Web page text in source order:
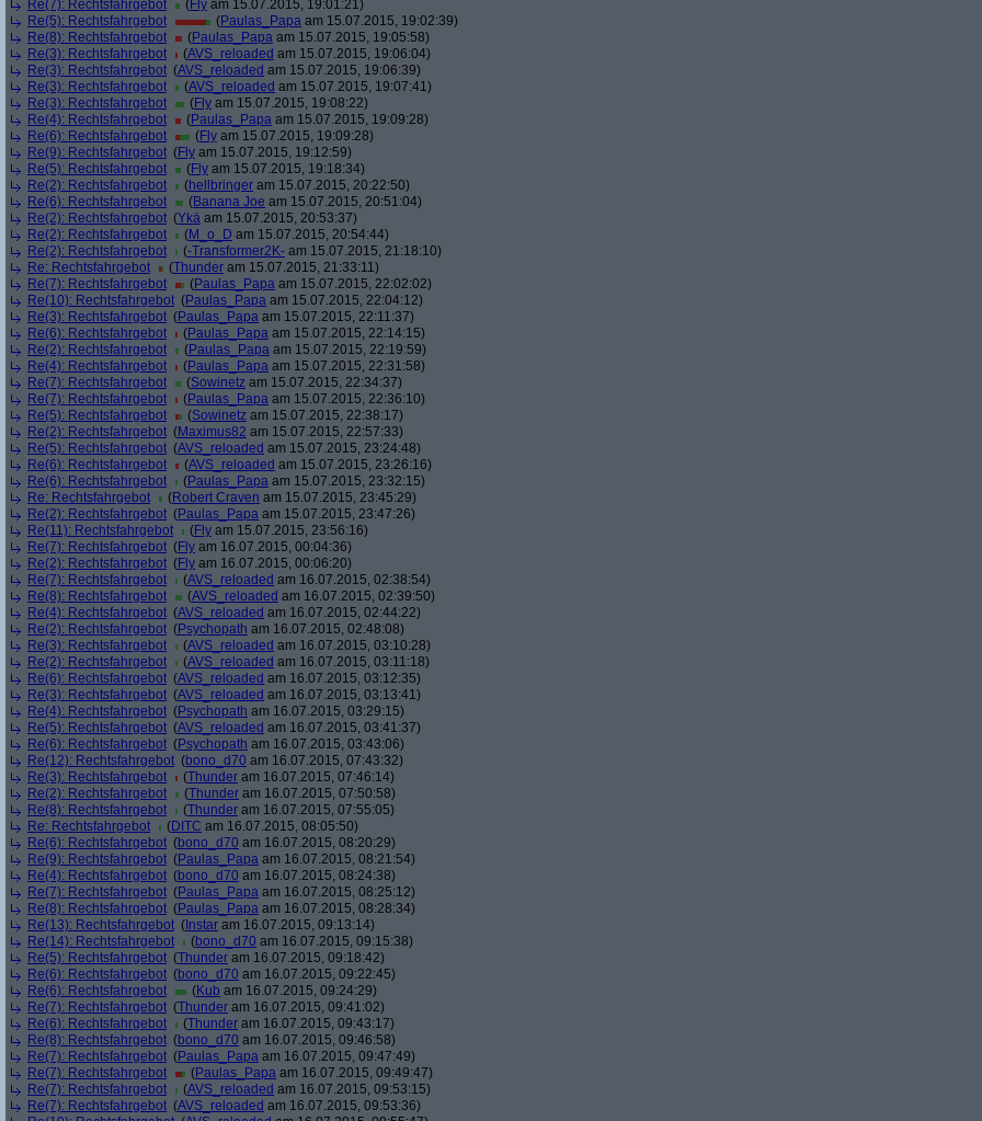
Re(7): Rechtsfahrgebot
(Fly am 15.07.2015, 19:01:21)
Re(5): Rechtsfahrgebot
(Paulas_Papa am 15.07.2015, 19:02:39)
Re(8): Rechtsfahrgebot
(Paulas_Papa am 15.07.2015, 19:05:58)
Re(3): Rechtsfahrgebot
(AVS_reloaded am 15.07.2015, 19:06:04)
Re(3): Rechtsfahrgebot (AVS_reloaded am 15.07.2015, 19:06:39)
Re(3): Rechtsfahrgebot
(AVS_reloaded am 15.07.2015, 19:07:41)
Re(3): Rechtsfahrgebot
(Fly am 15.07.2015, 19:08:22)
Re(4): Rechtsfahrgebot
(Paulas_Papa am 15.07.2015, 19:09:28)
Re(6): Rechtsfahrgebot
(Fly am 15.07.2015, 19:09:28)
Re(9): Rechtsfahrgebot (Fly am 15.07.2015, 19:12:59)
Re(5): Rechtsfahrgebot
(Fly am 15.07.2015, 19:18:34)
Re(2): Rechtsfahrgebot
(hellbringer am 15.07.2015, 20:22:50)
Re(6): Rechtsfahrgebot
(Banana Joe am 15.07.2015, 20:51:04)
Re(2): Rechtsfahrgebot (Ykä am 15.07.2015, 20:53:37)
Re(2): Rechtsfahrgebot
(M_o_D am 15.07.2015, 20:54:44)
Re(2): Rechtsfahrgebot
(-Transformer2K- am 15.07.2015, 21:18:10)
Re: Rechtsfahrgebot
(Thunder am 15.07.2015, 21:33:11)
Re(7): Rechtsfahrgebot
(Paulas_Papa am 15.07.2015, 22:02:02)
Re(10): Rechtsfahrgebot (Paulas_Papa am 15.07.2015, 22:04:12)
Re(3): Rechtsfahrgebot (Paulas_Papa am 15.07.2015, 22:11:37)
Re(6): Rechtsfahrgebot
(Paulas_Papa am 15.07.2015, 22:14:15)
Re(2): Rechtsfahrgebot
(Paulas_Papa am 15.07.2015, 22:19:59)
Re(4): Rechtsfahrgebot
(Paulas_Papa am 15.07.2015, 22:31:58)
Re(7): Rechtsfahrgebot
(Sowinetz am 15.07.2015, 22:34:37)
Re(7): Rechtsfahrgebot
(Paulas_Papa am 15.07.2015, 22:36:10)
Re(5): Rechtsfahrgebot
(Sowinetz am 15.07.2015, 22:38:17)
Re(2): Rechtsfahrgebot (Maximus82 am 15.07.2015, 22:57:33)
Re(5): Rechtsfahrgebot (AVS_reloaded am 15.07.2015, 23:24:48)
Re(6): Rechtsfahrgebot
(AVS_reloaded am 15.07.2015, 23:26:16)
Re(6): Rechtsfahrgebot
(Paulas_Papa am 15.07.2015, 23:32:15)
Re: Rechtsfahrgebot
(Robert Craven am 15.07.2015, 23:45:29)
Re(2): Rechtsfahrgebot (Paulas_Papa am 15.07.2015, 23:47:26)
Re(11): Rechtsfahrgebot
(Fly am 15.07.2015, 23:56:16)
Re(7): Rechtsfahrgebot (Fly am 16.07.2015, 00:04:36)
Re(2): Rechtsfahrgebot (Fly am 16.07.2015, 00:06:20)
Re(7): Rechtsfahrgebot
(AVS_reloaded am 16.07.2015, 02:38:54)
Re(8): Rechtsfahrgebot
(AVS_reloaded am 16.07.2015, 02:39:50)
Re(4): Rechtsfahrgebot (AVS_reloaded am 16.07.2015, 02:44:22)
Re(2): Rechtsfahrgebot (Psychopath am 16.07.2015, 02:48:08)
Re(3): Rechtsfahrgebot
(AVS_reloaded am 16.07.2015, 03:10:28)
Re(2): Rechtsfahrgebot
(AVS_reloaded am 16.07.2015, 03:11:18)
Re(6): Rechtsfahrgebot (AVS_reloaded am 16.07.2015, 03:12:35)
Re(3): Rechtsfahrgebot (AVS_reloaded am 16.07.2015, 03:13:41)
Re(4): Rechtsfahrgebot (Psychopath am 16.07.2015, 03:29:15)
Re(5): Rechtsfahrgebot (AVS_reloaded am 16.07.2015, 03:41:37)
Re(6): Rechtsfahrgebot (Psychopath am 16.07.2015, 03:43:06)
Re(12): Rechtsfahrgebot (bono_d70 am 16.07.2015, 07:43:32)
Re(3): Rechtsfahrgebot
(Thunder am 16.07.2015, 07:46:14)
Re(2): Rechtsfahrgebot
(Thunder am 16.07.2015, 07:50:58)
Re(8): Rechtsfahrgebot
(Thunder am 16.07.2015, 07:55:05)
Re: Rechtsfahrgebot
(DITC am 16.07.2015, 08:05:50)
Re(6): Rechtsfahrgebot (bono_d70 am 16.07.2015, 08:20:29)
Re(9): Rechtsfahrgebot (Paulas_Papa am 16.07.2015, 08:21:54)
Re(4): Rechtsfahrgebot (bono_d70 am 16.07.2015, 08:24:38)
Re(7): Rechtsfahrgebot (Paulas_Papa am 16.07.2015, 08:25:12)
Re(8): Rechtsfahrgebot (Paulas_Papa am 16.07.2015, 08:28:34)
Re(13): Rechtsfahrgebot ( Instar am 16.07.2015, 09:13:14)
Re(14): Rechtsfahrgebot
(bono_d70 am 16.07.2015, 09:15:38)
Re(5): Rechtsfahrgebot (Thunder am 16.07.2015, 09:18:42)
Re(6): Rechtsfahrgebot (bono_d70 am 16.07.2015, 09:22:45)
Re(6): Rechtsfahrgebot
(Kub am 16.07.2015, 09:24:29)
Re(7): Rechtsfahrgebot (Thunder am 16.07.2015, 09:41:02)
Re(6): Rechtsfahrgebot
(Thunder am 16.07.2015, 09:43:17)
Re(8): Rechtsfahrgebot (bono_d70 am 16.07.2015, 09:46:58)
Re(7): Rechtsfahrgebot (Paulas_Papa am 16.07.2015, 09:47:49)
Re(7): Rechtsfahrgebot
(Paulas_Papa am 16.07.2015, 09:49:47)
Re(7): Rechtsfahrgebot
(AVS_reloaded am 16.07.2015, 09:53:15)
Re(7): Rechtsfahrgebot (AVS_reloaded am 16.07.2015, 09:53:36)